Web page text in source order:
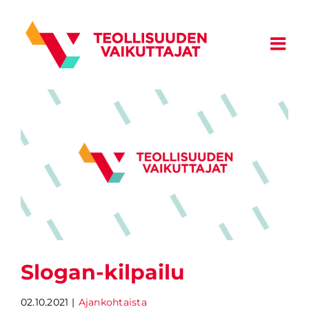
content
Slogan-kilpailu
02.10.2021 | Ajankohtaista